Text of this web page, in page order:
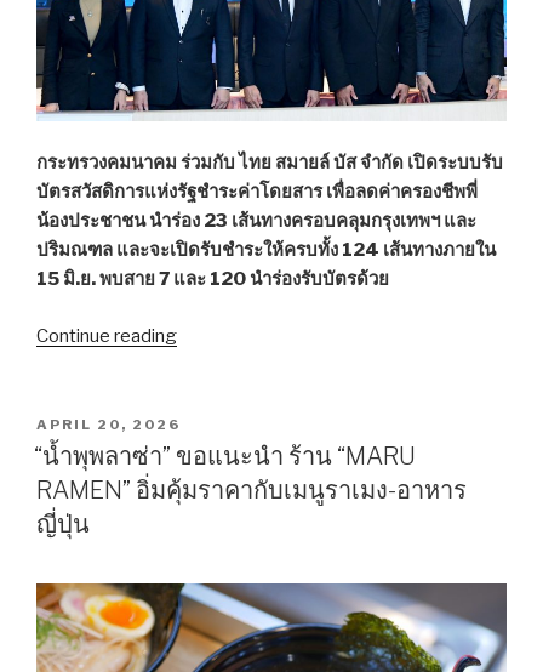
ที่
6
ดึง
“แอ
เนีย”
ร่วม
กระทรวงคมนาคม ร่วมกับ ไทย สมายล์ บัส จำกัด เปิดระบบรับ
บัตรสวัสดิการแห่งรัฐชำระค่าโดยสาร เพื่อลดค่าครองชีพพี่
น้องประชาชน นำร่อง 23 เส้นทางครอบคลุมกรุงเทพฯ และ
ปริมณฑล และจะเปิดรับชำระให้ครบทั้ง 124 เส้นทางภายใน
15 มิ.ย. พบสาย 7 และ 120 นำร่องรับบัตรด้วย
Continue reading
บัส
นำร่อง
23
เส้น
บัตร
สวัสดิการฯ
สาย
POSTED
ON
APRIL 20, 2026
“น้ำพุพลาซ่า” ขอแนะนำ ร้าน “MARU
RAMEN” อิ่มคุ้มราคากับเมนูราเมง-อาหาร
ญี่ปุ่น